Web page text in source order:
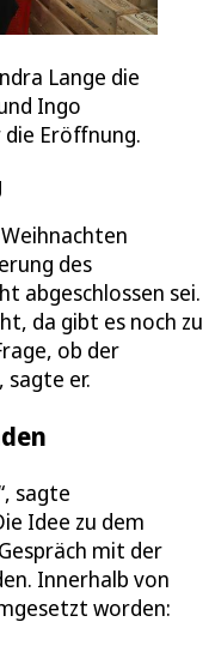
Lange die
Ingo
Eröffnung.
des
abgeschlossen sei.
da gibt es noch zu
ob der
sagte er.
sagte
Idee zu dem
mit der
Innerhalb von
worden: